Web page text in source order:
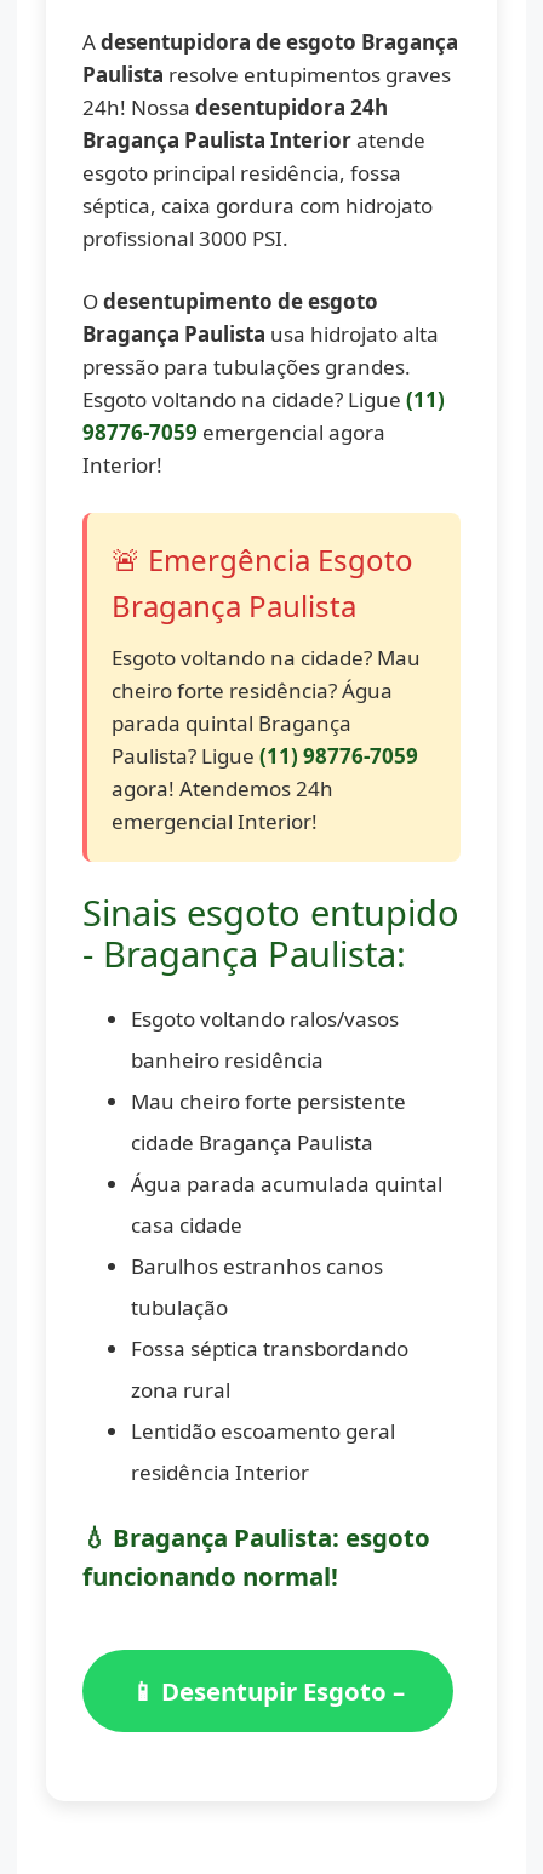
Adesentupidora de esgoto Bragança
Paulista resolve entupimentos graves
24h! Nossadesentupidora 24h
Bragança Paulista Interioratende
esgoto principal residência, fossa
séptica, caixa gordura com hidrojato
profissional 3000 PSI.
Odesentupimento de esgoto
Bragança Paulista usa hidrojato alta
pressão para tubulações grandes.
Esgoto voltando na cidade? Ligue(11)
98776-7059 emergencial agora
Interior!
🚨 Emergência Esgoto
Bragança Paulista
Esgoto voltando na cidade? Mau
cheiro forte residência? Água
parada quintal Bragança
Paulista? Ligue(11) 98776-7059
agora! Atendemos 24h
emergencial Interior!
Sinais esgoto entupido
- Bragança Paulista:
Esgoto voltando ralos/vasos
banheiro residência
Mau cheiro forte persistente
cidade Bragança Paulista
Água parada acumulada quintal
casa cidade
Barulhos estranhos canos
tubulação
Fossa séptica transbordando
zona rural
Lentidão escoamento geral
residência Interior
💧 Bragança Paulista: esgoto
funcionando normal!
📱 Desentupir Esgoto –